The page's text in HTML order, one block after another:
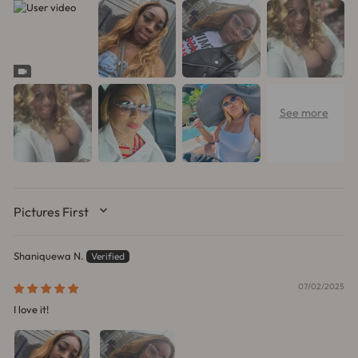
SORT BY
Shaniquewa N.
07/02/2025
I love it!